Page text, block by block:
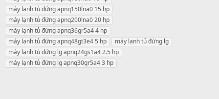
ư
ờ
i
k
h
ở
i
t
à
y
g
ử
i
k
h
ó
a
máy lạnh tủ đứng apnq150lna0 15 hp
máy lạnh tủ đứng apnq200lna0 20 hp
máy lạnh tủ đứng apnq36gr5a4 4 hp
máy lạnh tủ đứng apnq48gt3e4 5 hp
máy lạnh tủ đứng lg
máy lạnh tủ đứng lg apnq24gs1a4 2.5 hp
máy lạnh tủ đứng lg apnq30gr5a4 3 hp